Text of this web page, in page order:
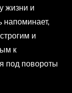
жизни и
напоминает,
и
к
под повороты